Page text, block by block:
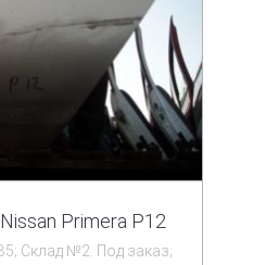
Primera P12
Склад №2. Под заказ;